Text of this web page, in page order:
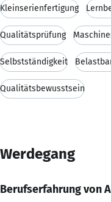
Kleinserienfertigung
Qualitätsprüfung
Selbstständigkeit
Qualitätsbewusstsein
Werdegang
Berufserfahrung von